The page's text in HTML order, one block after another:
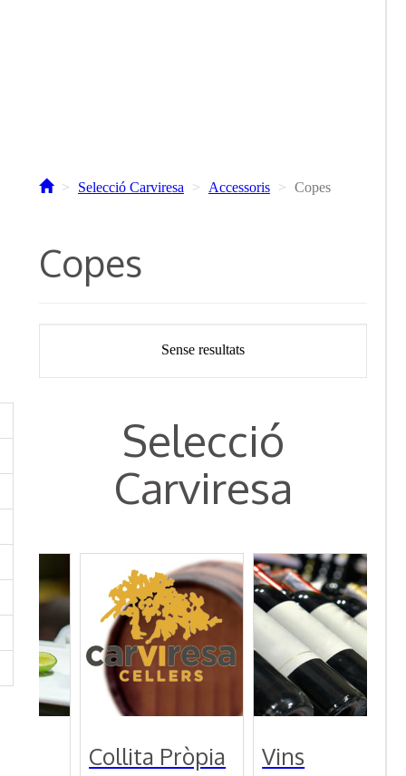
Selecció Carviresa Accessoris Copes
Copes
Sense resultats
Selecció
Carviresa
Pròpia Vins